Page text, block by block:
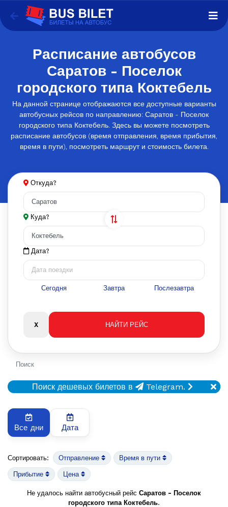
Расписание автобусов
Саратов - Поселок
городского типа Коктебель
На данной странице отображаются все доступные варианты
автобусных рейсов по направлению: Саратов - Поселок
городского типа Коктебель. Здесь вы можете посмотреть
расписание автобусов (время отправления, время прибытия,
время в пути), посмотреть маршрут и стоимость билета.
Откуда?
Куда?
Дата?
Сегодня Завтра Послезавтра
Поиск
Поиск дешевых билетов в Telegram.
Все дни Дата
Сортировать: Отправление Время в пути
Прибытие Цена
Не удалось найти автобусный рейс Саратов - Поселок
городского типа Коктебель.